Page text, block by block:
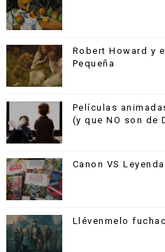
Robert Howard y
Pequeña
Películas
(y que NO son de
Canon VS
Llévenmelo